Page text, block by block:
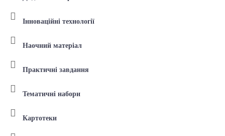
Інноваційні технології
Наочний матеріал
Практичні завдання
Тематичні набори
Картотеки